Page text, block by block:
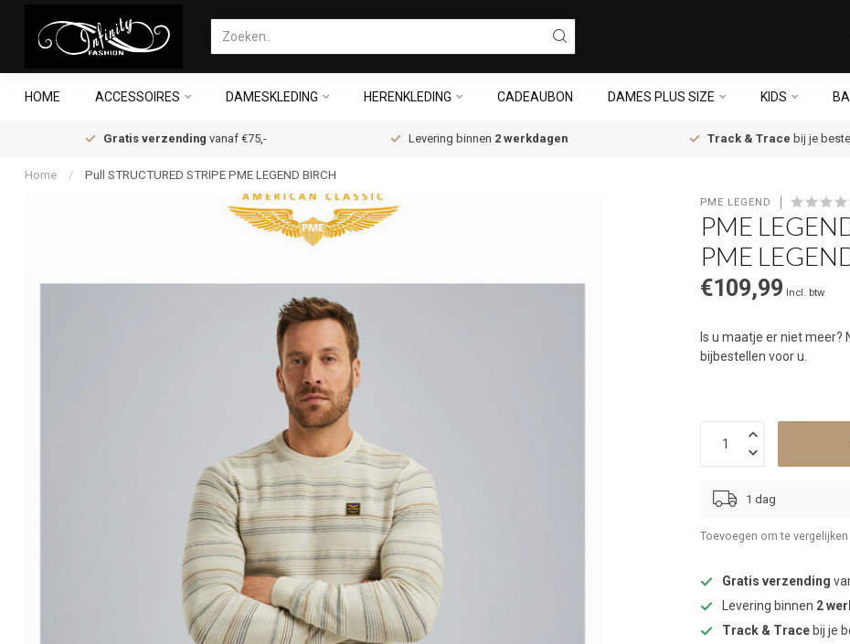
HOME ACCESSOIRES DAMESKLEDING HERENKLEDING CADEAUBON DAMES PLUS SIZE KIDS
Gratis verzending vanaf €75,- Levering binnen 2 werkdagen Track & Trace bij je
Home / Pull STRUCTURED STRIPE PME LEGEND BIRCH
PME LEGEND
PME
PME
€109,99 Incl. btw
Is u maatje er niet
bijbestellen voor u.
1 dag
Toevoegen om te vergelijken
Gratis verzending
Levering binnen 2
Track & Trace bij je